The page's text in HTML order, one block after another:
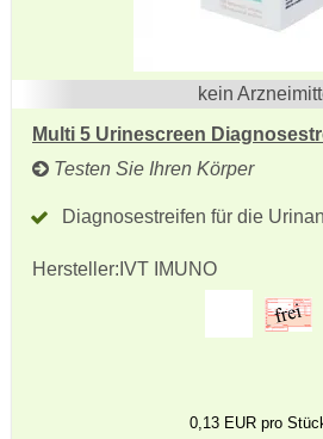
kein
Multi 5 Urinescreen
Testen Sie Ihren Körper
Diagnosestreifen für die
Hersteller: IVT IMUNO
0,13 EUR pro